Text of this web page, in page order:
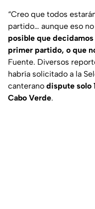
“Creo que todos
partido… aunque eso
posible que
primer partido, o que
Fuente. Diversos
habría solicitado a la
canterano dispute solo
Cabo Verde.